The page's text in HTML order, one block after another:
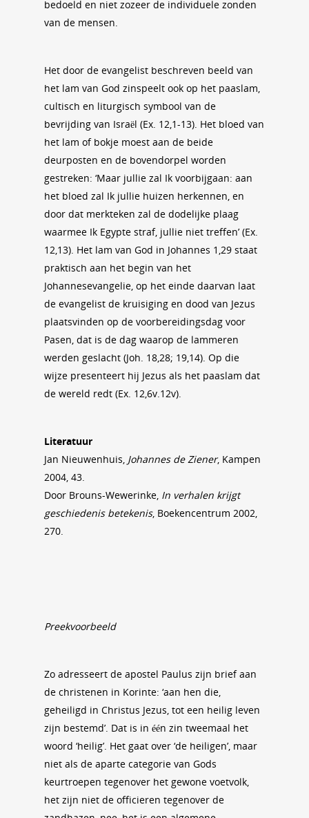
bedoeld en niet zozeer de individuele zonden
van de mensen.
Het door de evangelist beschreven beeld van
het lam van God zinspeelt ook op het paaslam,
cultisch en liturgisch symbool van de
bevrijding van Israël (Ex. 12,1-13). Het bloed van
het lam of bokje moest aan de beide
deurposten en de bovendorpel worden
gestreken: ‘Maar jullie zal Ik voorbijgaan: aan
het bloed zal Ik jullie huizen herkennen, en
door dat merkteken zal de dodelijke plaag
waarmee Ik Egypte straf, jullie niet treffen’ (Ex.
12,13). Het lam van God in Johannes 1,29 staat
praktisch aan het begin van het
Johannesevangelie, op het einde daarvan laat
de evangelist de kruisiging en dood van Jezus
plaatsvinden op de voorbereidingsdag voor
Pasen, dat is de dag waarop de lammeren
werden geslacht (Joh. 18,28; 19,14). Op die
wijze presenteert hij Jezus als het paaslam dat
de wereld redt (Ex. 12,6v.12v).
Literatuur
Jan Nieuwenhuis, Johannes de Ziener, Kampen
2004, 43.
Door Brouns-Wewerinke, In verhalen krijgt
geschiedenis betekenis, Boekencentrum 2002,
270.
Preekvoorbeeld
Zo adresseert de apostel Paulus zijn brief aan
de christenen in Korinte: ‘aan hen die,
geheiligd in Christus Jezus, tot een heilig leven
zijn bestemd’. Dat is in één zin tweemaal het
woord ‘heilig’. Het gaat over ‘de heiligen’, maar
niet als de aparte categorie van Gods
keurtroepen tegenover het gewone voetvolk,
het zijn niet de officieren tegenover de